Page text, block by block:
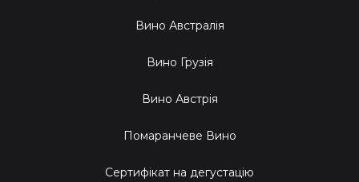
Вино Австралія
Вино Грузія
Вино Австрія
Помаранчеве Вино
Cертифікат на дегустацію